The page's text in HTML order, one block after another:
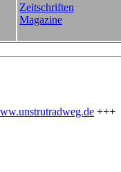
Zeitschriften
Magazine
+++